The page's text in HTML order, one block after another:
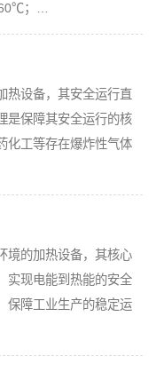
；…
热设备，其安全运行直
是保障其安全运行的核
化工等存在爆炸性气体
境的加热设备，其核心
实现电能到热能的安全
保障工业生产的稳定运